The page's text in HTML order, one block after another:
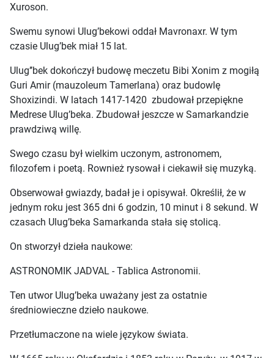
Xuroson.
Swemu synowi Ulug’bekowi oddał Mavronaxr. W tym
czasie Ulug’bek miał 15 lat.
Ulug’’bek dokończył budowę meczetu Bibi Xonim z mogiłą
Guri Amir (mauzoleum Tamerlana) oraz budowlę
Shoxizindi. W latach 1417-1420 zbudował przepiękne
Medrese Ulug’beka. Zbudował jeszcze w Samarkandzie
prawdziwą willę.
Swego czasu był wielkim uczonym, astronomem,
filozofem i poetą. Rownież rysował i ciekawił się muzyką.
Obserwował gwiazdy, badał je i opisywał. Określił, że w
jednym roku jest 365 dni 6 godzin, 10 minut i 8 sekund. W
czasach Ulug’beka Samarkanda stała się stolicą.
On stworzył dzieła naukowe:
ASTRONOMIK JADVAL - Tablica Astronomii.
Ten utwor Ulug’beka uważany jest za ostatnie
średniowieczne dzieło naukowe.
Przetłumaczone na wiele językow świata.